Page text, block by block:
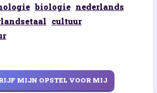
biologie nederlands
cultuur
MIJN OPSTEL VOOR MIJ